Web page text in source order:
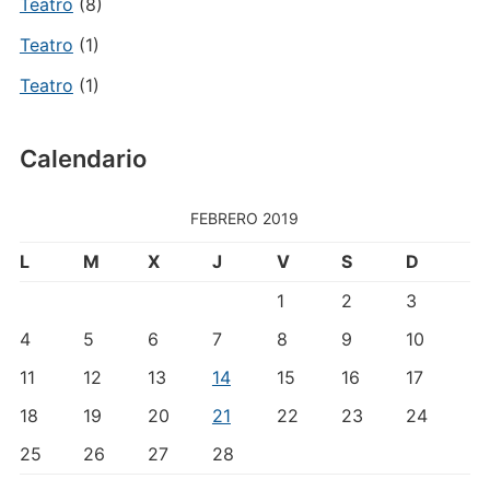
Teatro (1)
Teatro (1)
Calendario
FEBRERO 2019
L M X J V S
D
1
2
3
4
5 6 7 8 9
10
11
12 13 14 15 16
17
18
19 20 21 22 23
24
25
26 27 28